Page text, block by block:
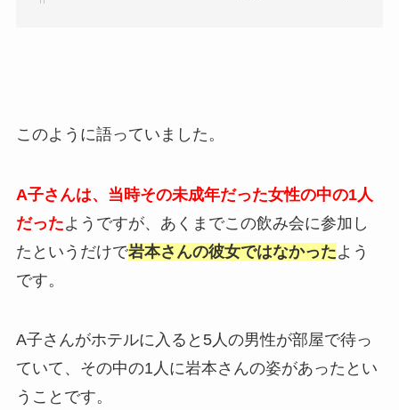
このように語っていました。
A子さんは、当時その未成年だった女性の中の1人
だったようですが、あくまでこの飲み会に参加し
たというだけで岩本さんの彼女ではなかったよう
です。
A子さんがホテルに入ると5人の男性が部屋で待っ
ていて、その中の1人に岩本さんの姿があったとい
うことです。